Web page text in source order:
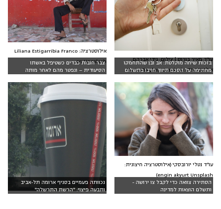
בזכות שיחה מוקלטת: אב ובן שהתחמקו
מחתימה על הסכם תיווך חויבו בתשלום
עו"ד מאיר בורוס | צילום: גידי אברהם,
אילוסטרציה: Maria Ziegler, Unsplash
צבר חובות כבדים כשטיפל באשתו
הסיעודית – ונפטר מהם לאחר מותה
אילוסטרציה: Liliana Estigarribia Franco
on Unsplash
הסתירה צוואה כדי לקבל צו ירושה -
ותשלם הוצאות למדינה
עו״ד נטלי יורובסקי (אילוסטרציה חיצונית:
engin akyurt Unsplash)
נכוותה פעמיים בסניף ארומה תל-אביב
ותבעה פיצוי: "הרשת התרשלה"